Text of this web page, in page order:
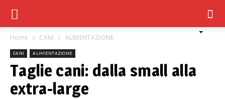
Home CANI ALIMENTAZIONE
CANI ALIMENTAZIONE
Taglie cani: dalla small alla
extra-large